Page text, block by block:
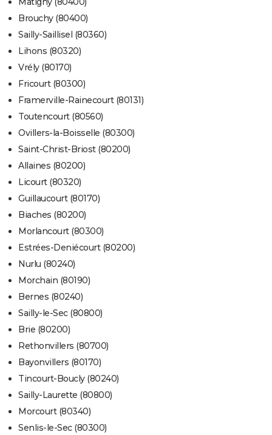
Brouchy (80400)
Sailly-Saillisel (80360)
Lihons (80320)
Vrély (80170)
Fricourt (80300)
Framerville-Rainecourt (80131)
Toutencourt (80560)
Ovillers-la-Boisselle (80300)
Saint-Christ-Briost (80200)
Allaines (80200)
Licourt (80320)
Guillaucourt (80170)
Biaches (80200)
Morlancourt (80300)
Estrées-Deniécourt (80200)
Nurlu (80240)
Morchain (80190)
Bernes (80240)
Sailly-le-Sec (80800)
Brie (80200)
Rethonvillers (80700)
Bayonvillers (80170)
Tincourt-Boucly (80240)
Sailly-Laurette (80800)
Morcourt (80340)
Senlis-le-Sec (80300)